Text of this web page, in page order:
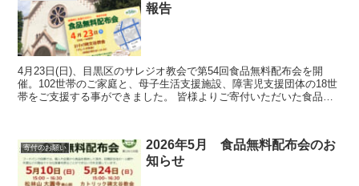
報告
4月23日(日)、目黒区のサレジオ教会で第54回食品無料配布会を開
催。102世帯のご家庭と、母子生活支援施設、障害児支援団体の18世
帯をご支援する事ができました。 皆様よりご寄付いただいた食品や
寄付のお願い
2026年5月 食品無料配布会のお
知らせ